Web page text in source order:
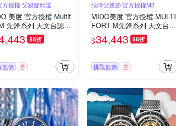
方授權 父親節精選
美度 官方授權 Multif
先鋒系列 天文台認證
錶 寵爸時刻 送禮推薦-
M0384311109700
86折
低價 券
限時父親節 官方授權M3
MIDO美度 官方授權 MULTI
FORT M先鋒系列 天文台認
證機械腕錶 父親節 禮物 推
薦 42mm/M038431110970
$34,443 86折
挑戰低價 券